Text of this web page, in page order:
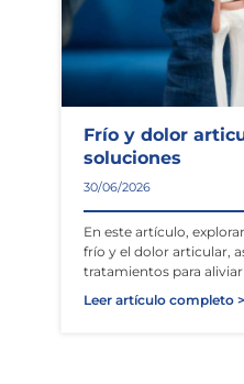
Frío y dolor
soluciones
30/06/2026
En este artículo,
frío y el dolor articular,
tratamientos para
Leer artículo completo >